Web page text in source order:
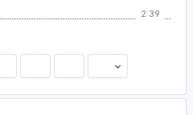
2:39